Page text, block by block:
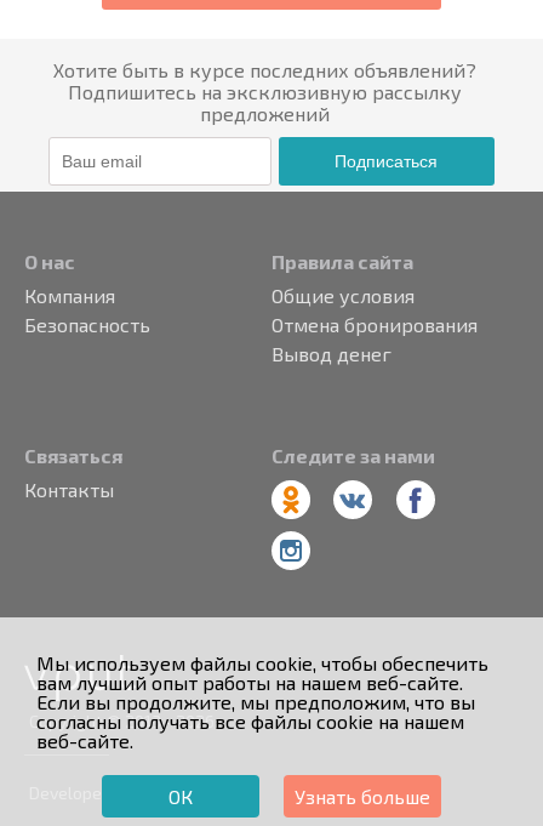
Мы используем файлы cookie, чтобы обеспечить
вам лучший опыт работы на нашем веб-сайте.
Если вы продолжите, мы предположим, что вы
согласны получать все файлы cookie на нашем
веб-сайте.
ОК Узнать больше
Хотите быть в курсе последних объявлений?
Подпишитесь на эксклюзивную рассылку
предложений
Подписаться
О нас
Компания
Безопасность
Правила сайта
Общие условия
Отмена бронирования
Вывод денег
Связаться
Контакты
Следите за нами
Copyright © 2013 - 2026